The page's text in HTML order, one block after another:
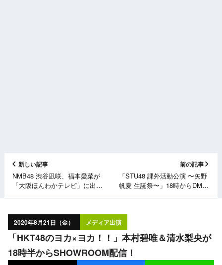
新しい記事
NMB48 渋谷凪咲、福本愛菜が
「大阪ほんわかテレビ」に出
SP【読売テレビ】
前の記事
「STU48 課外活動公演 〜矢野
帆夏 生誕祭〜」18時からDMM
2020年8月21日（金） メディア出演
「HKT48のヨカ×ヨカ！！」本村碧唯＆清水梨央が
18時半からSHOWROOM配信！